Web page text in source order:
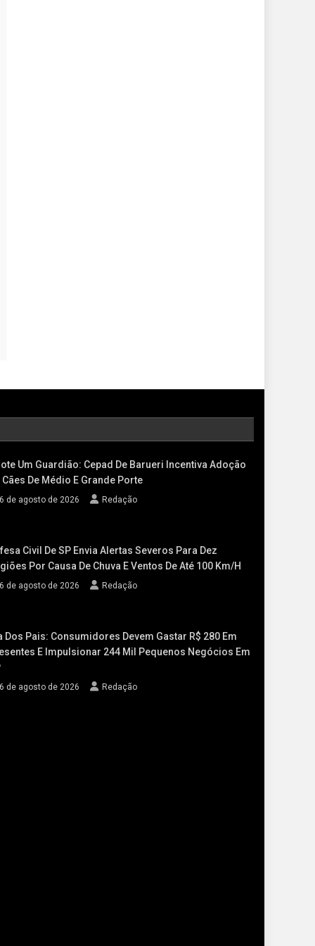
Um Guardião: Cepad De Barueri Incentiva Adoção
Cães De Médio E Grande Porte
de agosto de 2026 Redação
Civil De SP Envia Alertas Severos Para Dez
Por Causa De Chuva E Ventos De Até 100 Km/h
de agosto de 2026 Redação
Dos Pais: Consumidores Devem Gastar R$ 280 Em
E Impulsionar 244 Mil Pequenos Negócios Em
de agosto de 2026 Redação